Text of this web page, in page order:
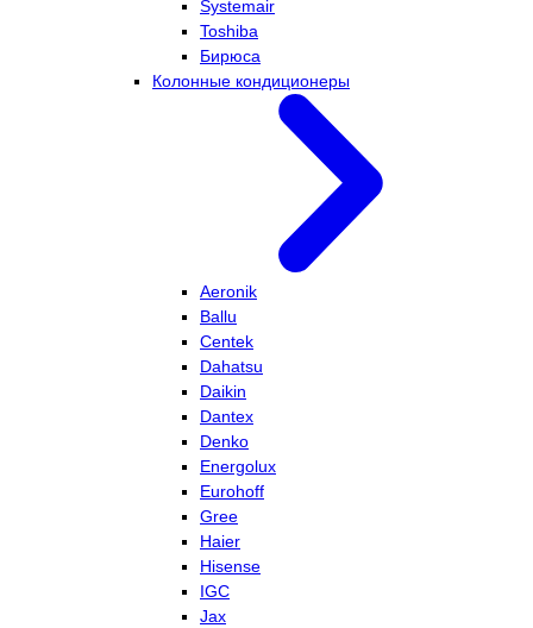
Systemair
Toshiba
Бирюса
Колонные кондиционеры
Aeronik
Ballu
Centek
Dahatsu
Daikin
Dantex
Denko
Energolux
Eurohoff
Gree
Haier
Hisense
IGC
Jax